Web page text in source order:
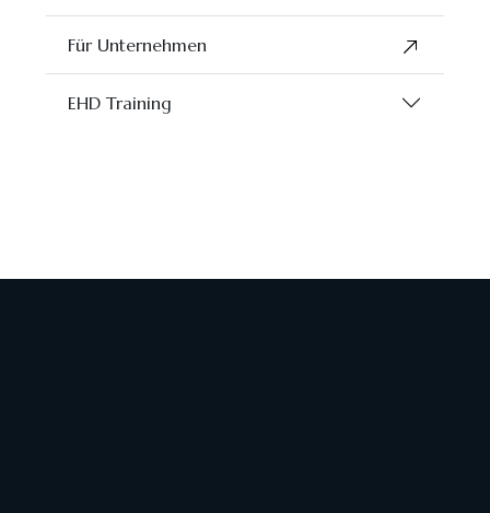
Für Unternehmen
EHD Training